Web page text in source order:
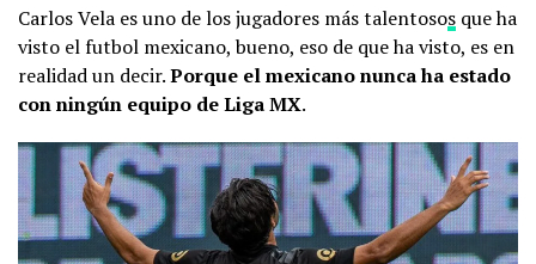
Carlos Vela es uno de los jugadores más talentosos que ha
visto el futbol mexicano, bueno, eso de que ha visto, es en
realidad un decir.Porque el mexicano nunca ha estado
con ningún equipo de Liga MX.